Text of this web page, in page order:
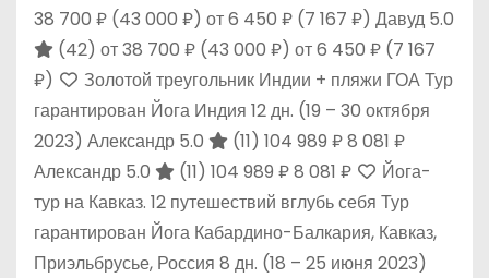
38 700 ₽ (43 000 ₽) от 6 450 ₽ (7 167 ₽) Давуд 5.0
(42) от 38 700 ₽ (43 000 ₽) от 6 450 ₽ (7 167
₽)
Золотой треугольник Индии + пляжи ГОА Тур
гарантирован Йога Индия 12 дн. (19 – 30 октября
2023) Александр 5.0 (11) 104 989 ₽8 081 ₽
Александр 5.0
(11) 104 989 ₽8 081 ₽
Йога-
тур на Кавказ. 12 путешествий вглубь себя Тур
гарантирован Йога Кабардино-Балкария, Кавказ,
Приэльбрусье, Россия 8 дн. (18 – 25 июня 2023)